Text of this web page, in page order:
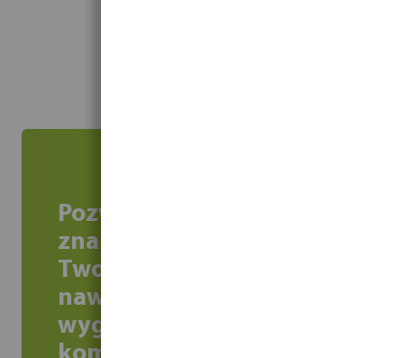
Pozwól firmie Bevo
znaleźć rozwiązanie dla
Twojego systemu
nawadniania i doświadcz
wygody Bevo jako